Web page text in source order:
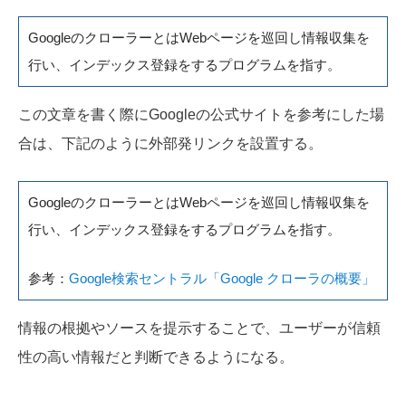
GoogleのクローラーとはWebページを巡回し情報収集を
行い、インデックス登録をするプログラムを指す。
この文章を書く際にGoogleの公式サイトを参考にした場
合は、下記のように外部発リンクを設置する。
GoogleのクローラーとはWebページを巡回し情報収集を
行い、インデックス登録をするプログラムを指す。
参考： Google検索セントラル「Google クローラの概要」
情報の根拠やソースを提示することで、ユーザーが信頼
性の高い情報だと判断できるようになる。